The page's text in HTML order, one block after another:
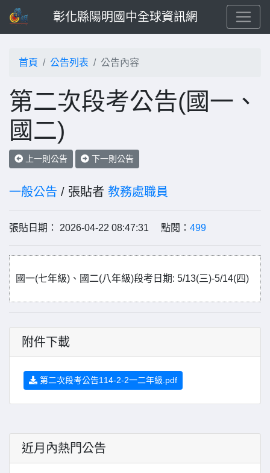
彰化縣陽明國中全球資訊網
首頁 公告列表 公告內容
第二次段考公告(國一、
國二)
上一則公告 下一則公告
一般公告 / 張貼者 教務處職員
張貼日期： 2026-04-22 08:47:31 點閱： 499
國一(七年級)、國二(八年級)段考日期: 5/13(三)-5/14(四)
附件下載
第二次段考公告114-2-2一二年級.pdf
近月內熱門公告